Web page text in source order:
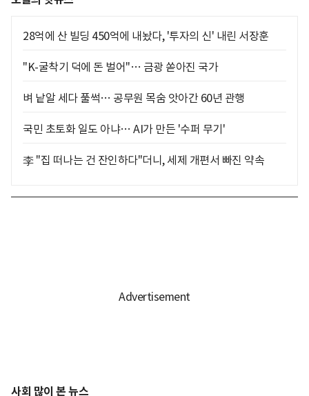
28억에 산 빌딩 450억에 내놨다, '투자의 신' 내린 서장훈
"K-굴착기 덕에 돈 벌어"… 금광 쏟아진 국가
벼 낱알 세다 풀썩… 공무원 목숨 앗아간 60년 관행
국민 초토화 일도 아냐… AI가 만든 '수퍼 무기'
李 "집 떠나는 건 잔인하다"더니, 세제 개편서 빠진 약속
사회 많이 본 뉴스